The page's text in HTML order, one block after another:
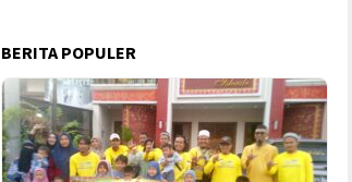
BERITA POPULER